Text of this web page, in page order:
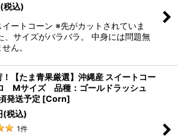
(税込)
ートコーン ※先がカットされていま
、サイズがバラバラ。 中身には問題無
ん。
！【たま青果厳選】沖縄産 スイートコー
Mサイズ 品種：ゴールドラッシュ
発送予定 [Corn]
(税込)
1件